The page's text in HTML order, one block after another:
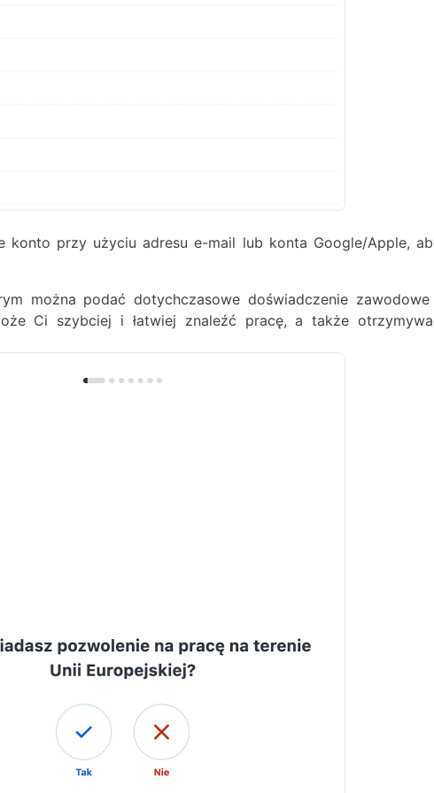
konto przy użyciu adresu e-mail lub konta Google/Apple,
można podać dotychczasowe doświadczenie
Ci szybciej i łatwiej znaleźć pracę, a także